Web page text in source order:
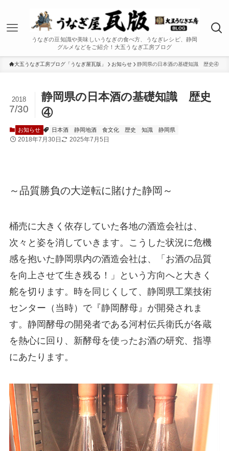
うなぎの豆知識や美味しいうなぎの食べ方、うなぎレシピ、静岡
グルメなどをご紹介！大五うなぎ工房ブログ
大五うなぎ工房ブログ「うなぎ屋瓦版」 お知らせ 静岡県の日本酒の基礎知識 歴史④
静岡県の日本酒の基礎知識 歴史
④
2018
7/30
お知らせ 日本酒 静岡地酒 食文化 歴史 知識 静岡県
2018年7月30日 2025年7月5日
～品質勝負の大逆転に賭けた静岡～
桶売に大きく依存していた各地の酒造会社は、
次々と姿を消していきます。こうした状況に危機
感を抱いた静岡県内の酒造会社は、「お酒の品質
を向上させて生き残る！」という方向へと大きく
舵を切ります。時を同じくして、静岡県工業技術
センター（当時）で『静岡酵母』が開発されま
す。静岡酵母の開発者である河村伝兵衛氏が各蔵
を熱心に回り、新酵母を使ったお酒の研究、指導
にあたります。